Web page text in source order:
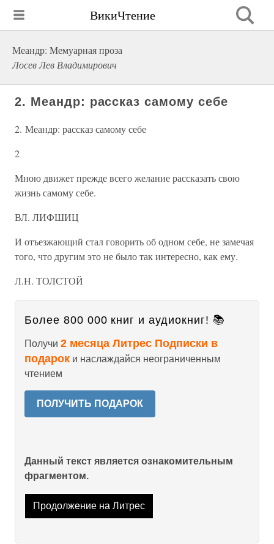
ВикиЧтение
Меандр: Мемуарная проза
Лосев Лев Владимирович
2. Меандр: рассказ самому себе
2. Меандр: рассказ самому себе
2
Мною движет прежде всего желание рассказать свою
жизнь самому себе.
ВЛ. ЛИФШИЦ
И отъезжающий стал говорить об одном себе, не замечая
того, что другим это не было так интересно, как ему.
Л.Н. ТОЛСТОЙ
Более 800 000 книг и аудиокниг! 📚
Получи 2 месяца Литрес Подписки в
подарок и наслаждайся неограниченным
чтением
ПОЛУЧИТЬ ПОДАРОК
Данный текст является ознакомительным
фрагментом.
Продолжение на Литрес